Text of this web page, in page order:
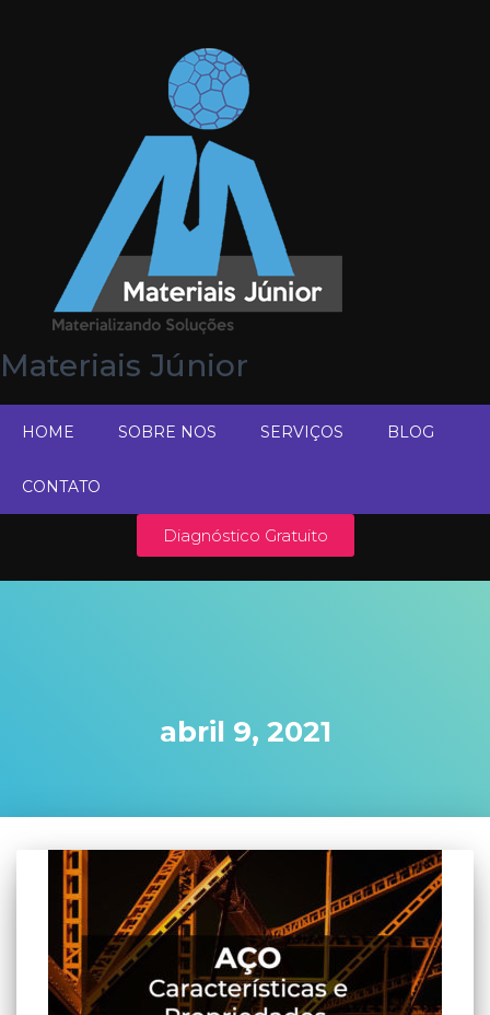
Materiais Júnior
HOME SOBRE NOS SERVIÇOS BLOG
CONTATO
Diagnóstico Gratuito
abril 9, 2021